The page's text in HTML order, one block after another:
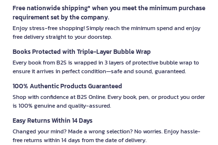
Free nationwide shipping* when you meet the minimum purchase
requirement set by the company.
Enjoy stress-free shopping! Simply reach the minimum spend and enjoy
free delivery straight to your doorstep.
Books Protected with Triple-Layer Bubble Wrap
Every book from B2S is wrapped in 3 layers of protective bubble wrap to
ensure it arrives in perfect condition—safe and sound, guaranteed.
100% Authentic Products Guaranteed
Shop with confidence at B2S Online. Every book, pen, or product you order
is 100% genuine and quality-assured.
Easy Returns Within 14 Days
Changed your mind? Made a wrong selection? No worries. Enjoy hassle-
free returns within 14 days from the date of delivery.